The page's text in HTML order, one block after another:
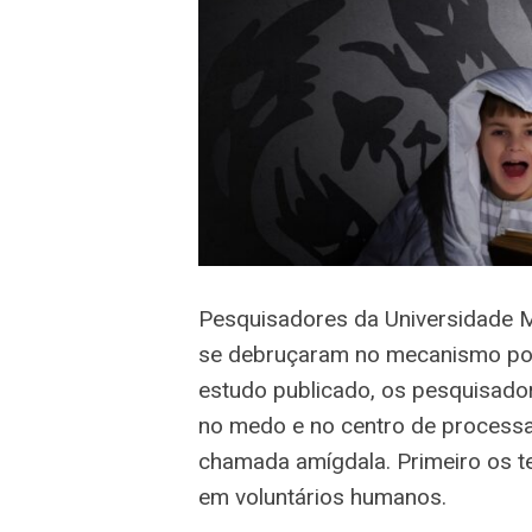
Pesquisadores da Universidade
se debruçaram no mecanismo
estudo publicado, os
no medo e no centro de
chamada amígdala. Primeiro os
em voluntários humanos.